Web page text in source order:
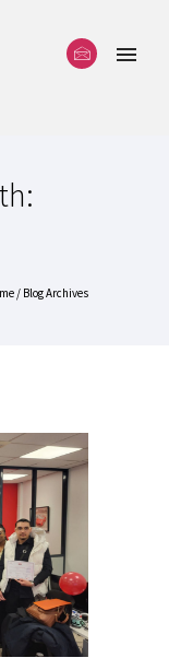
/ Blog Archives